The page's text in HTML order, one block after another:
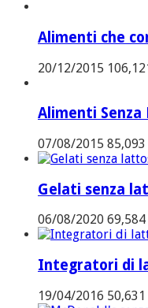
Alimenti che
20/12/2015
Alimenti Senza
07/08/2015 85,093
Gelati senza
06/08/2020 69,584
Integratori di
19/04/2016 50,631